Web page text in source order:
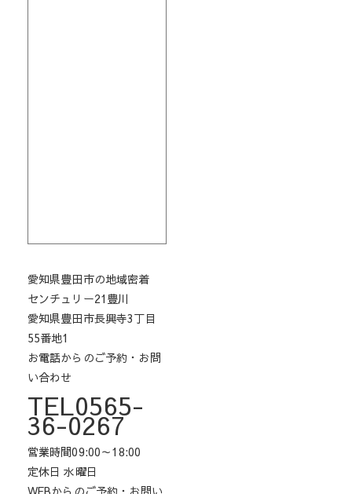
愛知県豊田市の地域密着
センチュリー21豊川
愛知県豊田市長興寺3丁目
55番地1
お電話からのご予約・お問
い合わせ
TEL0565-
36-0267
営業時間09:00～18:00
定休日 水曜日